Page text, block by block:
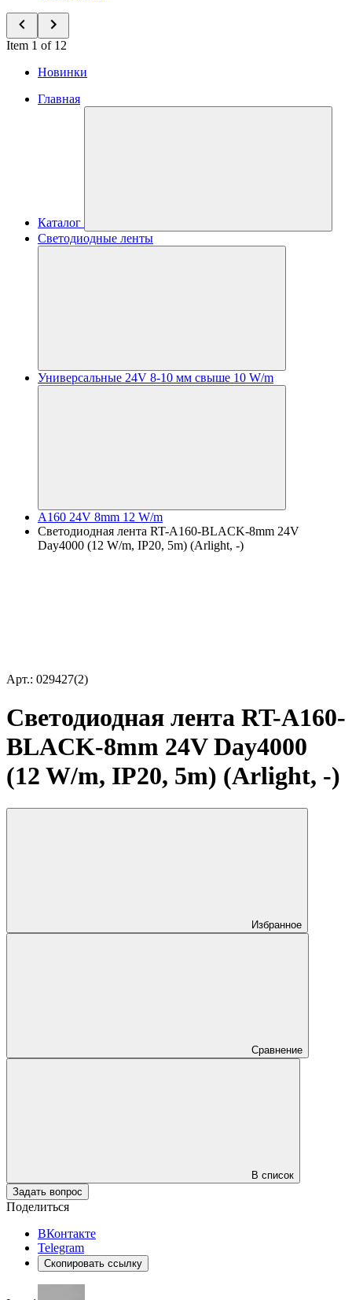
Item 1 of 12
Новинки
Главная
Каталог
Светодиодные ленты
Универсальные 24V 8-10 мм свыше 10 W/m
A160 24V 8mm 12 W/m
Светодиодная лента RT-A160-BLACK-8mm 24V
Day4000 (12 W/m, IP20, 5m) (Arlight, -)
Арт.: 029427(2)
Светодиодная лента RT-A160-
BLACK-8mm 24V Day4000
(12 W/m, IP20, 5m) (Arlight, -)
Избранное
Сравнение
В список
Задать вопрос
Поделиться
ВКонтакте
Telegram
Скопировать ссылку